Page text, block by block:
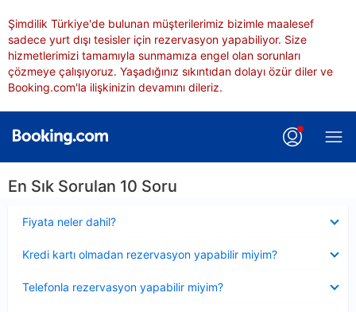
Şimdilik Türkiye'de bulunan müşterilerimiz bizimle maalesef
sadece yurt dışı tesisler için rezervasyon yapabiliyor. Size
hizmetlerimizi tamamıyla sunmamıza engel olan sorunları
çözmeye çalışıyoruz. Yaşadığınız sıkıntıdan dolayı özür diler ve
Booking.com'la ilişkinizin devamını dileriz.
En Sık Sorulan 10 Soru
Fiyata neler dahil?
Kredi kartı olmadan rezervasyon yapabilir miyim?
Telefonla rezervasyon yapabilir miyim?